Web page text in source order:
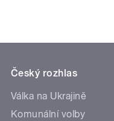
Český rozhlas
Válka na Ukrajině
Komunální volby